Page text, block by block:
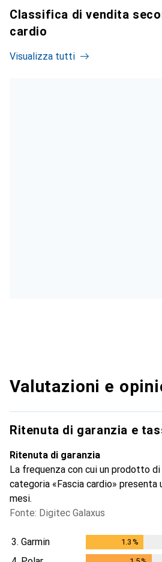
Classifica di vendita
cardio
Visualizza tutti
Valutazioni e
Ritenuta di garanzia e
Ritenuta di garanzia
La frequenza con cui un prodotto
categoria «Fascia cardio»
mesi.
Fonte: Digitec Galaxus
3. Garmin 1.3 %